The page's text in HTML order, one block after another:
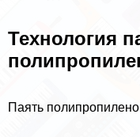
Технология
Паять